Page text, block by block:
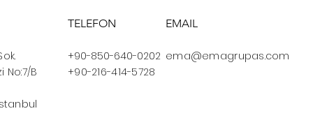
No:7/B
TELEFON
+90-850-640-0202
+90-216-414-5728
EMAIL
ema@emagrupas.com